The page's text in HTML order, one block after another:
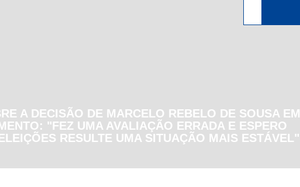
A DECISÃO DE MARCELO REBELO DE SOUSA EM
"FEZ UMA AVALIAÇÃO ERRADA E ESPERO
RESULTE UMA SITUAÇÃO MAIS ESTÁVEL"